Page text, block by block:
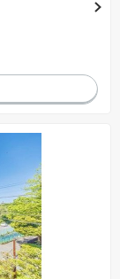
費用を表示しています。
ていただくようにお願い